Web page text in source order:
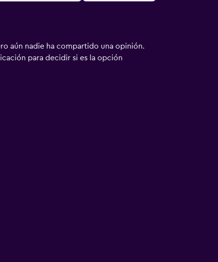
aún nadie ha compartido una opinión.
para decidir si es la opción